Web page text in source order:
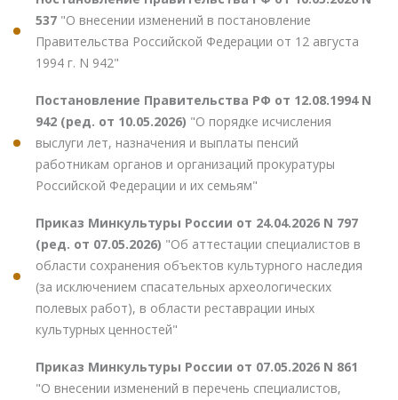
537 "О внесении изменений в постановление
Правительства Российской Федерации от 12 августа
1994 г. N 942"
Постановление Правительства РФ от 12.08.1994 N
942 (ред. от 10.05.2026) "О порядке исчисления
выслуги лет, назначения и выплаты пенсий
работникам органов и организаций прокуратуры
Российской Федерации и их семьям"
Приказ Минкультуры России от 24.04.2026 N 797
(ред. от 07.05.2026) "Об аттестации специалистов в
области сохранения объектов культурного наследия
(за исключением спасательных археологических
полевых работ), в области реставрации иных
культурных ценностей"
Приказ Минкультуры России от 07.05.2026 N 861
"О внесении изменений в перечень специалистов,